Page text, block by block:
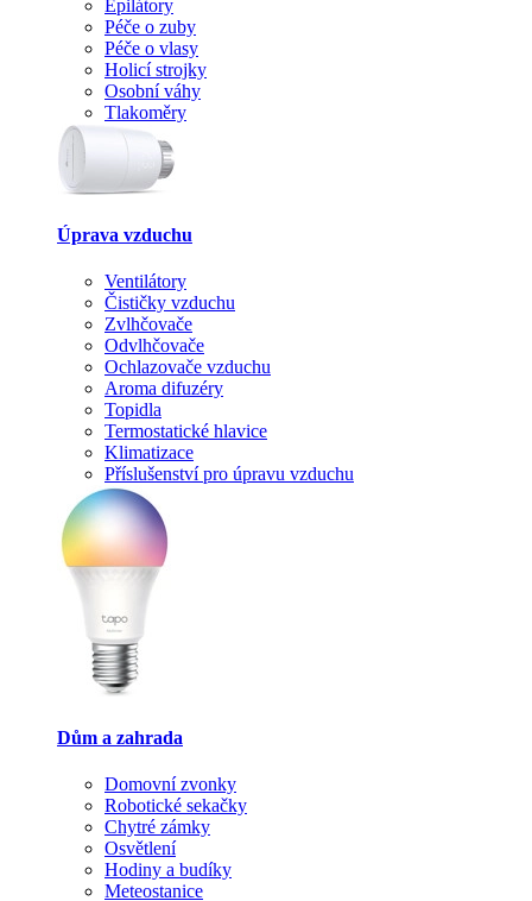
Epilátory
Péče o zuby
Péče o vlasy
Holicí strojky
Osobní váhy
Tlakoměry
Úprava vzduchu
Ventilátory
Čističky vzduchu
Zvlhčovače
Odvlhčovače
Ochlazovače vzduchu
Aroma difuzéry
Topidla
Termostatické hlavice
Klimatizace
Příslušenství pro úpravu vzduchu
Dům a zahrada
Domovní zvonky
Robotické sekačky
Chytré zámky
Osvětlení
Hodiny a budíky
Meteostanice